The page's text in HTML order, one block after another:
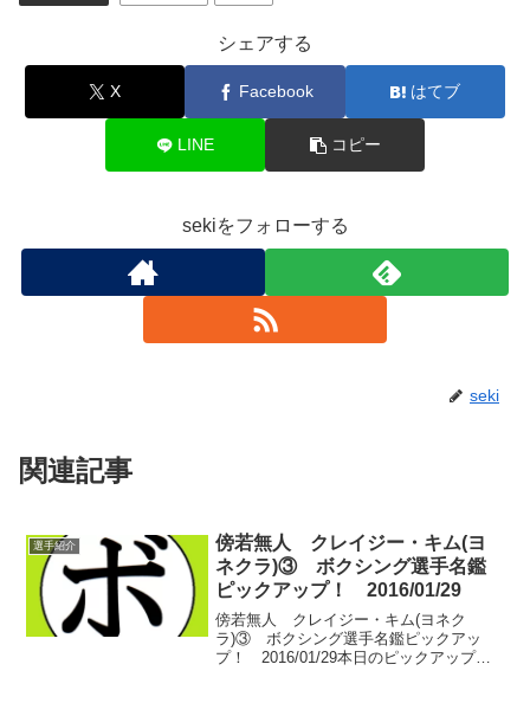
シェアする
X Facebook はてブ
LINE コピー
sekiをフォローする
seki
関連記事
選手紹介
傍若無人 クレイジー・キム(ヨ
ネクラ)③ ボクシング選手名鑑
ピックアップ！ 2016/01/29
傍若無人 クレイジー・キム(ヨネク
ラ)③ ボクシング選手名鑑ピックアッ
プ！ 2016/01/29本日のピックアップは